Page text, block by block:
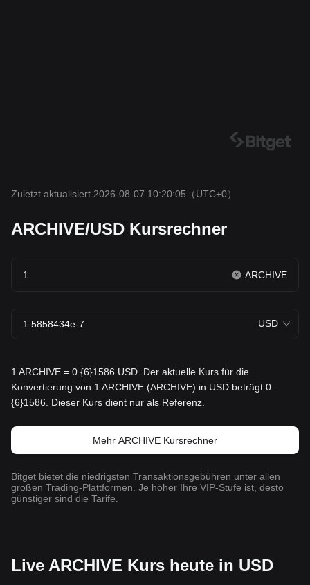
Zuletzt aktualisiert 2026-08-07 10:20:05 （UTC+0）
ARCHIVE/USD Kursrechner
ARCHIVE
USD
1 ARCHIVE = 0.{6}1586 USD. Der aktuelle Kurs für die
Konvertierung von 1 ARCHIVE (ARCHIVE) in USD beträgt 0.
{6}1586. Dieser Kurs dient nur als Referenz.
Mehr ARCHIVE Kursrechner
Bitget bietet die niedrigsten Transaktionsgebühren unter allen
großen Trading-Plattformen. Je höher Ihre VIP-Stufe ist, desto
günstiger sind die Tarife.
Live ARCHIVE Kurs heute in USD